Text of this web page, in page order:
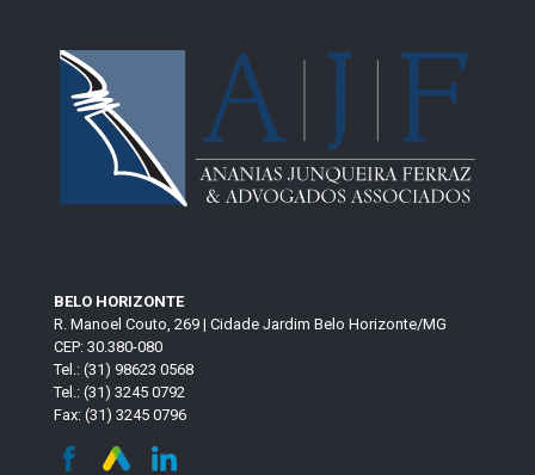
BELO HORIZONTE
R. Manoel Couto, 269 | Cidade Jardim Belo Horizonte/MG
CEP: 30.380-080
Tel.: (31) 98623 0568
Tel.: (31) 3245 0792
Fax: (31) 3245 0796